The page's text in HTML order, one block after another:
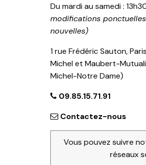
Du mardi au samedi :
modifications
nouvelles)
1 rue Frédéric Sauton,
Michel et Maubert-
Michel-Notre Dame)
09.85.15.71.91
Contactez-nous
Vous pouvez suivre
réseaux